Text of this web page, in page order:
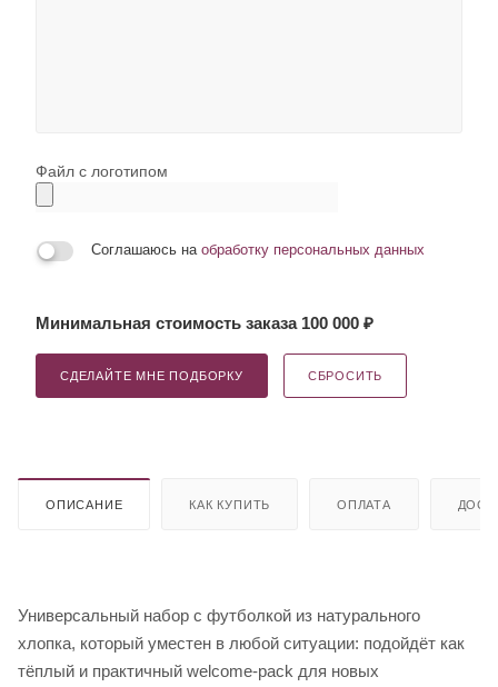
Файл с логотипом
Соглашаюсь на обработку персональных данных
Минимальная стоимость заказа 100 000 ₽
СДЕЛАЙТЕ МНЕ ПОДБОРКУ СБРОСИТЬ
ОПИСАНИЕ КАК КУПИТЬ ОПЛАТА
Универсальный набор с футболкой из натурального
хлопка, который уместен в любой ситуации: подойдёт как
тёплый и практичный welcome-pack для новых